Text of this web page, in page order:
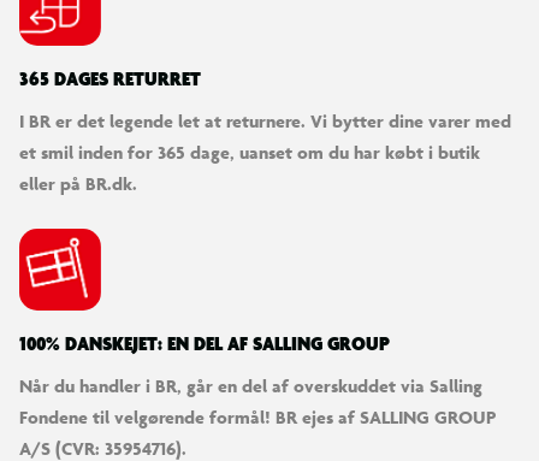
365 DAGES RETURRET
I BR er det legende let at returnere. Vi bytter dine varer med
et smil inden for 365 dage, uanset om du har købt i butik
eller på BR.dk.
100% DANSKEJET: EN DEL AF SALLING GROUP
Når du handler i BR, går en del af overskuddet via Salling
Fondene til velgørende formål! BR ejes af SALLING GROUP
A/S (CVR: 35954716).